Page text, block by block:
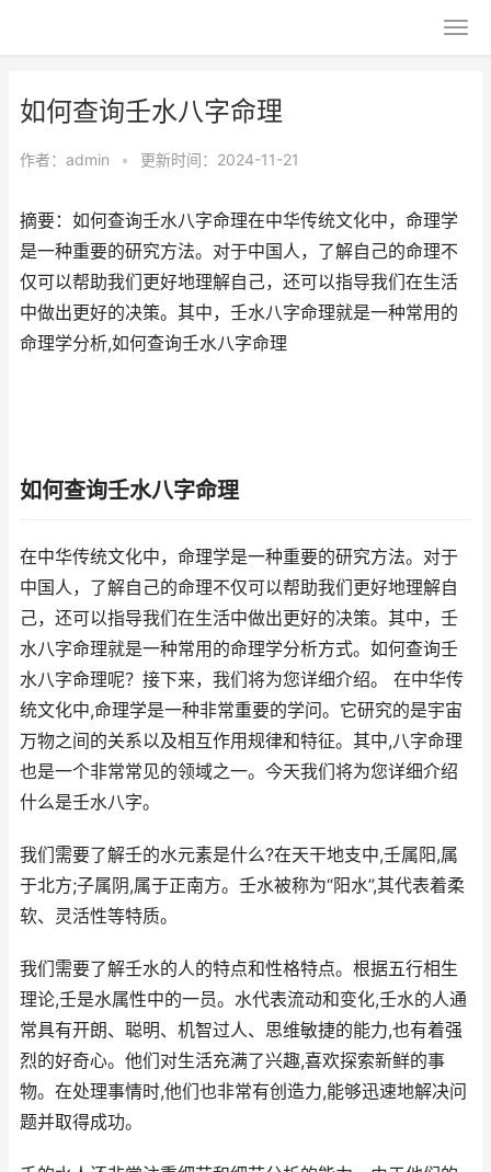
如何查询壬水八字命理
作者： admin • 更新时间：2024-11-21
摘要：如何查询壬水八字命理在中华传统文化中，命理学
是一种重要的研究方法。对于中国人，了解自己的命理不
仅可以帮助我们更好地理解自己，还可以指导我们在生活
中做出更好的决策。其中，壬水八字命理就是一种常用的
命理学分析,如何查询壬水八字命理
如何查询壬水八字命理
在中华传统文化中，命理学是一种重要的研究方法。对于
中国人，了解自己的命理不仅可以帮助我们更好地理解自
己，还可以指导我们在生活中做出更好的决策。其中，壬
水八字命理就是一种常用的命理学分析方式。如何查询壬
水八字命理呢？接下来，我们将为您详细介绍。 在中华传
统文化中,命理学是一种非常重要的学问。它研究的是宇宙
万物之间的关系以及相互作用规律和特征。其中,八字命理
也是一个非常常见的领域之一。今天我们将为您详细介绍
什么是壬水八字。
我们需要了解壬的水元素是什么?在天干地支中,壬属阳,属
于北方;子属阴,属于正南方。壬水被称为“阳水”,其代表着柔
软、灵活性等特质。
我们需要了解壬水的人的特点和性格特点。根据五行相生
理论,壬是水属性中的一员。水代表流动和变化,壬水的人通
常具有开朗、聪明、机智过人、思维敏捷的能力,也有着强
烈的好奇心。他们对生活充满了兴趣,喜欢探索新鲜的事
物。在处理事情时,他们也非常有创造力,能够迅速地解决问
题并取得成功。